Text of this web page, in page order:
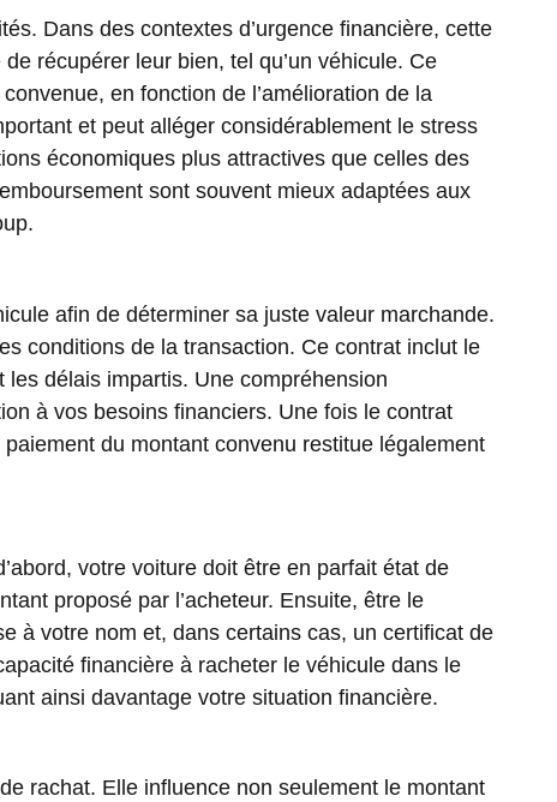
Dans des contextes d’urgence financière, cette
récupérer leur bien, tel qu’un véhicule. Ce
en fonction de l’amélioration de la
et peut alléger considérablement le stress
économiques plus attractives que celles des
sont souvent mieux adaptées aux
afin de déterminer sa juste valeur marchande.
conditions de la transaction. Ce contrat inclut le
délais impartis. Une compréhension
à vos besoins financiers. Une fois le contrat
du montant convenu restitue légalement
votre voiture doit être en parfait état de
proposé par l’acheteur. Ensuite, être le
à votre nom et, dans certains cas, un certificat de
financière à racheter le véhicule dans le
ainsi davantage votre situation financière.
rachat. Elle influence non seulement le montant